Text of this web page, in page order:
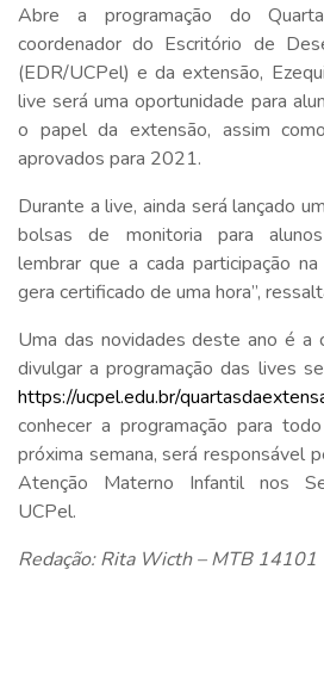
Abre a programação do
coordenador do Escritório de
(EDR/UCPel) e da extensão,
live será uma oportunidade para
o papel da extensão, assim
aprovados para 2021.
Durante a live, ainda será lançado
bolsas de monitoria para
lembrar que a cada participação
gera certificado de uma hora”,
Uma das novidades deste ano é a
divulgar a programação das lives
https://ucpel.edu.br/
conhecer a programação para
próxima semana, será responsável
Atenção Materno Infantil nos
UCPel.
Redação: Rita Wicth – MTB 14101